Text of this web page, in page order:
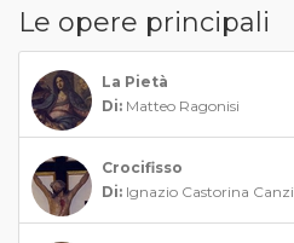
Le opere principali
La Pietà
Di: Matteo Ragonisi
Crocifisso
Di: Ignazio Castorina